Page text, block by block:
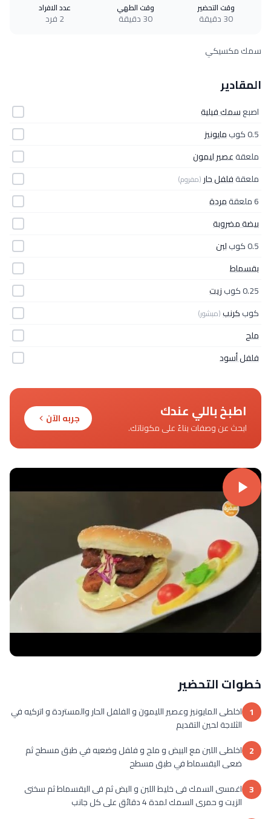
وقت التحضير
30 دقيقة
وقت الطهي
30 دقيقة
عدد الافراد
2 فرد
سمك مكسيكي
المقادير
اصبعسمك فيلية
0.5 كوب
مايونيز
ملعقةعصير ليمون
ملعقةفلفل حار (مفروم)
6 ملعقة
مردة
بيضة مضروبة
0.5 كوب
لبن
بقسماط
0.25 كوب
زيت
كوبكرنب(مبشور)
ملح
فلفل أسود
اطبخ باللي عندك
ابحث عن وصفات بناءً على مكوناتك.
جربه الآن
خطوات التحضير
1 اخلطى المايونيز وعصير الليمون و الفلفل الحار والمستردة و اتركيه في
الثلاجة لحين التقديم
2 اخلطى اللبن مع البيض و ملح و فلفل وضعيه في طبق مسطح ثم
ضعى البقسماط في طبق مسطح
3 اغمسى السمك فى خليط اللبن و البض ثم فى البقسماط ثم سخنى
الزيت و حمرى السمك لمدة 4 دقائق على كل جانب